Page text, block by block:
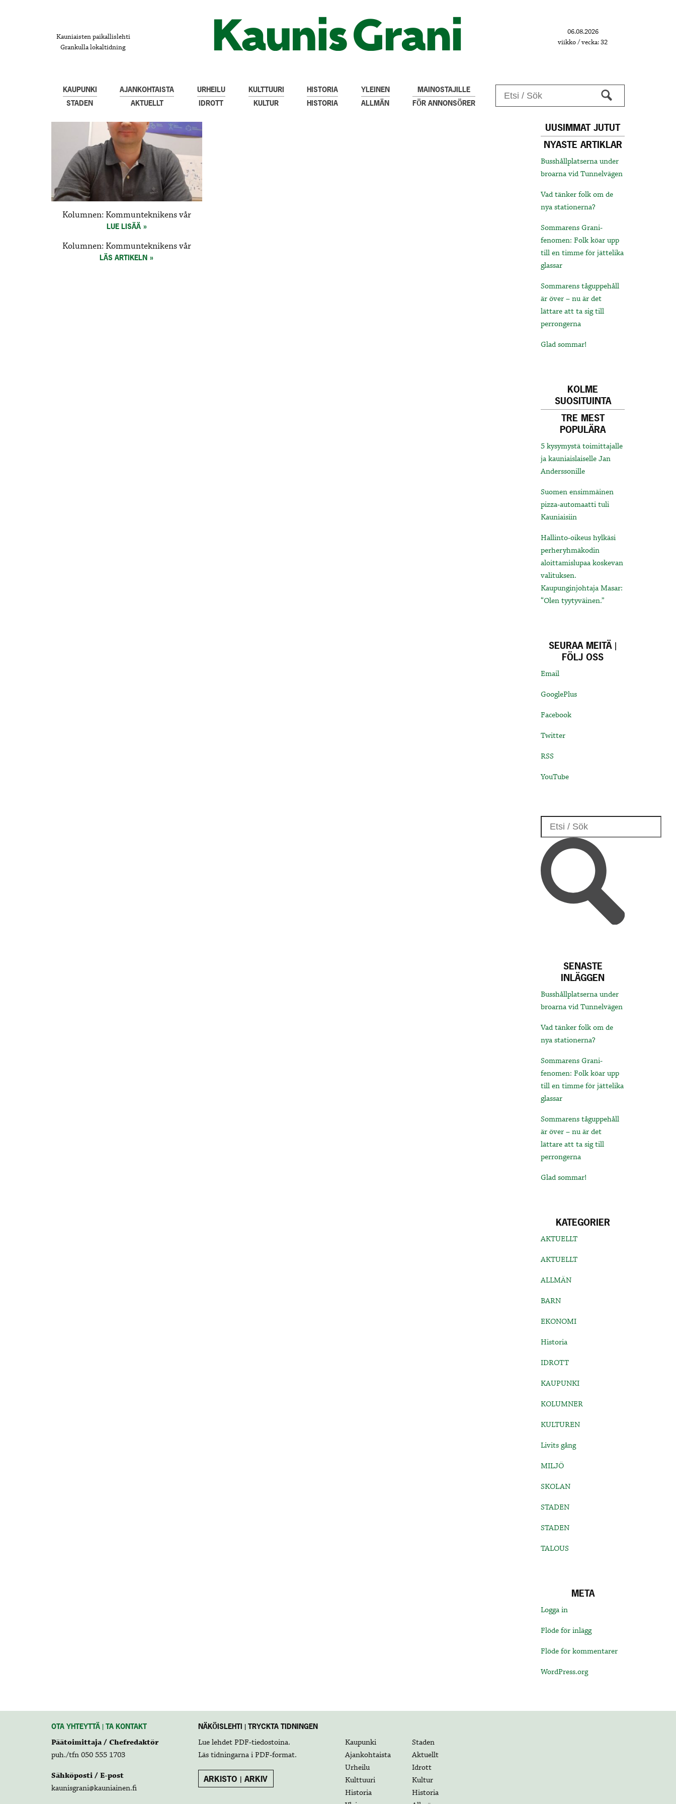
Kauniaisten paikallislehti
Grankulla lokaltidning
06.08.2026
viikko / vecka: 32
KAUPUNKI
STADEN
AJANKOHTAISTA
AKTUELLT
URHEILU
IDROTT
KULTTUURI
KULTUR
HISTORIA
HISTORIA
YLEINEN
ALLMÄN
MAINOSTAJILLE
FÖR ANNONSÖRER
Kolumnen: Kommunteknikens vår
LUE LISÄÄ
Kolumnen: Kommunteknikens vår
LÄS ARTIKELN
UUSIMMAT JUTUT
NYASTE ARTIKLAR
Busshållplatserna under
broarna vid Tunnelvägen
Vad tänker folk om de
nya stationerna?
Sommarens Grani-
fenomen: Folk köar upp
till en timme för jättelika
glassar
Sommarens tåguppehåll
är över – nu är det
lättare att ta sig till
perrongerna
Glad sommar!
KOLME
SUOSITUINTA
TRE MEST
POPULÄRA
5 kysymystä toimittajalle
ja kauniaislaiselle Jan
Anderssonille
Suomen ensimmäinen
pizza-automaatti tuli
Kauniaisiin
Hallinto-oikeus hylkäsi
perheryhmäkodin
aloittamislupaa koskevan
valituksen.
Kaupunginjohtaja Masar:
“Olen tyytyväinen.”
SEURAA MEITÄ |
FÖLJ OSS
Email
GooglePlus
Facebook
Twitter
RSS
YouTube
SENASTE
INLÄGGEN
Busshållplatserna under
broarna vid Tunnelvägen
Vad tänker folk om de
nya stationerna?
Sommarens Grani-
fenomen: Folk köar upp
till en timme för jättelika
glassar
Sommarens tåguppehåll
är över – nu är det
lättare att ta sig till
perrongerna
Glad sommar!
KATEGORIER
AKTUELLT
AKTUELLT
ALLMÄN
BARN
EKONOMI
Historia
IDROTT
KAUPUNKI
KOLUMNER
KULTUREN
Livits gång
MILJÖ
SKOLAN
STADEN
STADEN
TALOUS
META
Logga in
Flöde för inlägg
Flöde för kommentarer
WordPress.org
OTA YHTEYTTÄ | TA KONTAKT
Päätoimittaja / Chefredaktör
puh./tfn 050 555 1703
Sähköposti / E-post
kaunisgrani@kauniainen.fi
NÄKÖISLEHTI | TRYCKTA TIDNINGEN
Lue lehdet PDF-tiedostoina.
Läs tidningarna i PDF-format.
ARKISTO | ARKIV
Kaupunki
Staden
Ajankohtaista
Aktuellt
Urheilu
Idrott
Kulttuuri
Kultur
Historia
Historia